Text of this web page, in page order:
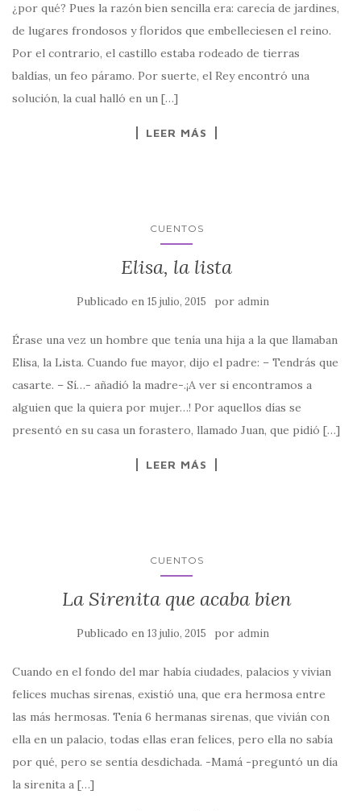
¿por qué? Pues la razón bien sencilla era: carecía de jardines,
de lugares frondosos y floridos que embelleciesen el reino.
Por el contrario, el castillo estaba rodeado de tierras
baldías, un feo páramo. Por suerte, el Rey encontró una
solución, la cual halló en un […]
LEER MÁS
CUENTOS
Elisa, la lista
Publicado en 15 julio, 2015 por admin
Érase una vez un hombre que tenía una hija a la que llamaban
Elisa, la Lista. Cuando fue mayor, dijo el padre: – Tendrás que
casarte. – Sí…- añadió la madre-.¡A ver si encontramos a
alguien que la quiera por mujer…! Por aquellos días se
presentó en su casa un forastero, llamado Juan, que pidió […]
LEER MÁS
CUENTOS
La Sirenita que acaba bien
Publicado en 13 julio, 2015 por admin
Cuando en el fondo del mar había ciudades, palacios y vivian
felices muchas sirenas, existió una, que era hermosa entre
las más hermosas. Tenía 6 hermanas sirenas, que vivián con
ella en un palacio, todas ellas eran felices, pero ella no sabía
por qué, pero se sentía desdichada. -Mamá -preguntó un día
la sirenita a […]